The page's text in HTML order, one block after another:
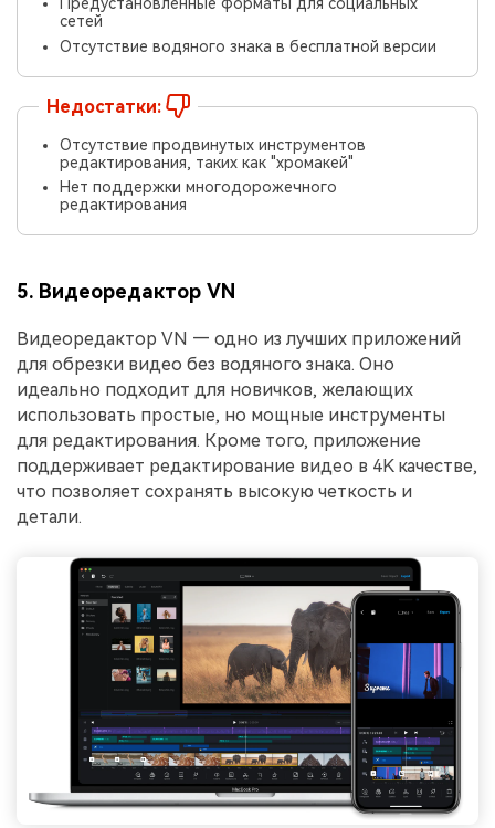
Предустановленные форматы для социальных
сетей
Отсутствие водяного знака в бесплатной версии
Недостатки:
Отсутствие продвинутых инструментов
редактирования, таких как "хромакей"
Нет поддержки многодорожечного
редактирования
5. Видеоредактор VN
Видеоредактор VN — одно из лучших приложений
для обрезки видео без водяного знака. Оно
идеально подходит для новичков, желающих
использовать простые, но мощные инструменты
для редактирования. Кроме того, приложение
поддерживает редактирование видео в 4K качестве,
что позволяет сохранять высокую четкость и
детали.